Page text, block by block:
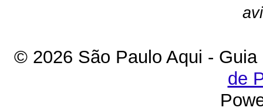
© 2026 São Paulo Aqui -
de